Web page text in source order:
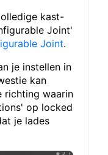
kast-
Joint'
Joint.
je instellen in
kan
richting waarin
op locked
je lades